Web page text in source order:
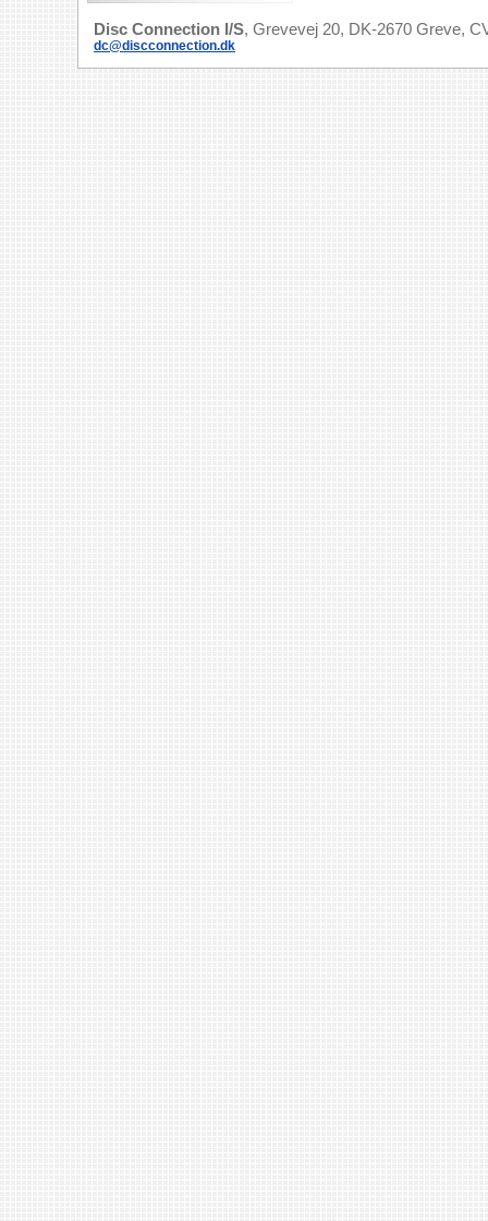
Disc Connection I/S, Grevevej 20, DK-2670 Greve,
dc@discconnection.dk